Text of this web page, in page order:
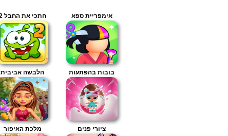
אימפריית ספא חתכי את החבל 2
בובות בהפתעות הלבשה אביבית
ציורי פנים מלכת האיפור